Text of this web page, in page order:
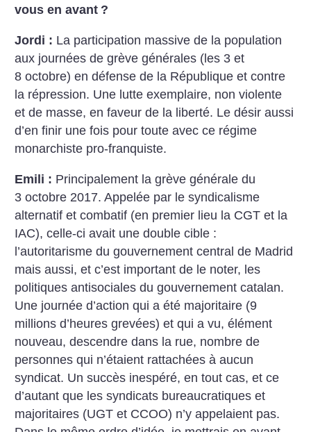
vous en avant ?
Jordi : La participation massive de la population
aux journées de grève générales (les 3 et
8 octobre) en défense de la République et contre
la répression. Une lutte exemplaire, non violente
et de masse, en faveur de la liberté. Le désir aussi
d’en finir une fois pour toute avec ce régime
monarchiste pro-franquiste.
Emili : Principalement la grève générale du
3 octobre 2017. Appelée par le syndicalisme
alternatif et combatif (en premier lieu la CGT et la
IAC), celle-ci avait une double cible :
l’autoritarisme du gouvernement central de Madrid
mais aussi, et c’est important de le noter, les
politiques antisociales du gouvernement catalan.
Une journée d’action qui a été majoritaire (9
millions d’heures grevées) et qui a vu, élément
nouveau, descendre dans la rue, nombre de
personnes qui n’étaient rattachées à aucun
syndicat. Un succès inespéré, en tout cas, et ce
d’autant que les syndicats bureaucratiques et
majoritaires (UGT et CCOO) n’y appelaient pas.